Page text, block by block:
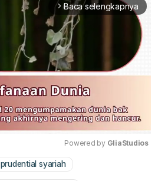
arrow_forward_ios Baca selengkapnya
Powered by GliaStudios
prudential syariah